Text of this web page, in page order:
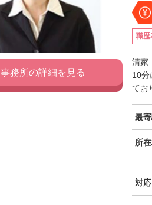
職歴
清家
10分
てお
最
所
対
事務所の詳細を見る